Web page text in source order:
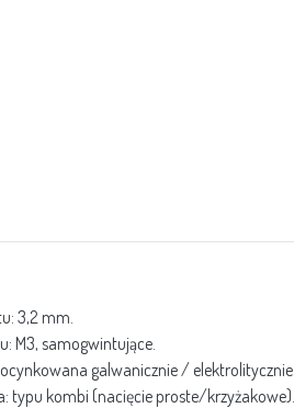
3,2 mm.
M3, samogwintujące.
galwanicznie / elektrolitycznie.
typu kombi (nacięcie proste/krzyżakowe).